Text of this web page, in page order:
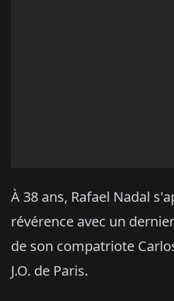
À 38 ans, Rafael Nadal
révérence avec un
de son compatriote
J.O. de Paris.